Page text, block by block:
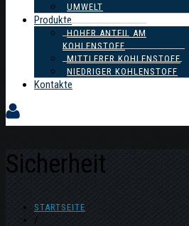
UMWELT
Produkte
HOHER ANTEIL AM
KOHLENSTOFF
MITTLERER KOHLENSTOFF
NIEDRIGER KOHLENSTOFF
Kontakte
Sicherheit
STARTSEITE
/